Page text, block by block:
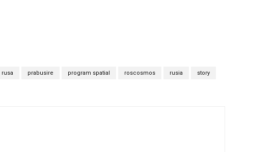
rusa prabusire program spatial roscosmos rusia story